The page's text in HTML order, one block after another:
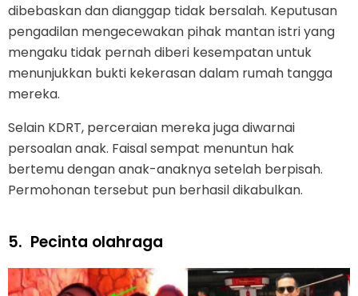
dibebaskan dan dianggap tidak bersalah. Keputusan
pengadilan mengecewakan pihak mantan istri yang
mengaku tidak pernah diberi kesempatan untuk
menunjukkan bukti kekerasan dalam rumah tangga
mereka.
Selain KDRT, perceraian mereka juga diwarnai
persoalan anak. Faisal sempat menuntun hak
bertemu dengan anak-anaknya setelah berpisah.
Permohonan tersebut pun berhasil dikabulkan.
5. Pecinta olahraga